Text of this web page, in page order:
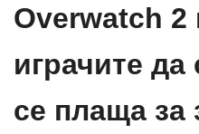
Overwatch 2
играчите
се плаща за